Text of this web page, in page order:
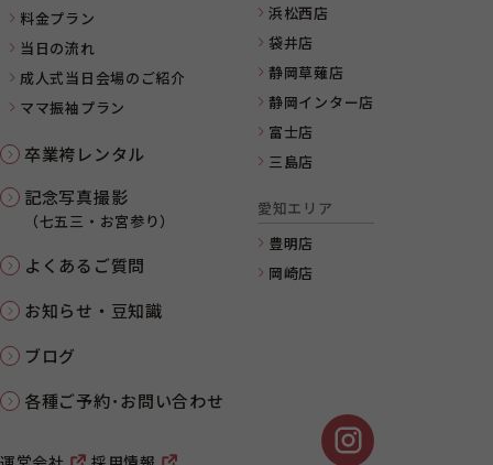
料金プラン
当日の流れ
成人式当日会場のご紹介
ママ振袖プラン
卒業袴レンタル
記念写真撮影
（七五三・お宮参り）
よくあるご質問
お知らせ・豆知識
ブログ
各種ご予約･お問い合わせ
浜松西店
袋井店
静岡草薙店
静岡インター店
富士店
三島店
愛知エリア
豊明店
岡崎店